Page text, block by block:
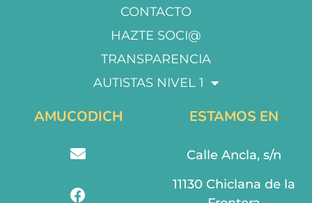
CONTACTO
HAZTE SOCI@
TRANSPARENCIA
AUTISTAS NIVEL 1
AMUCODICH ESTAMOS EN
Calle Ancla, s/n
11130 Chiclana de la